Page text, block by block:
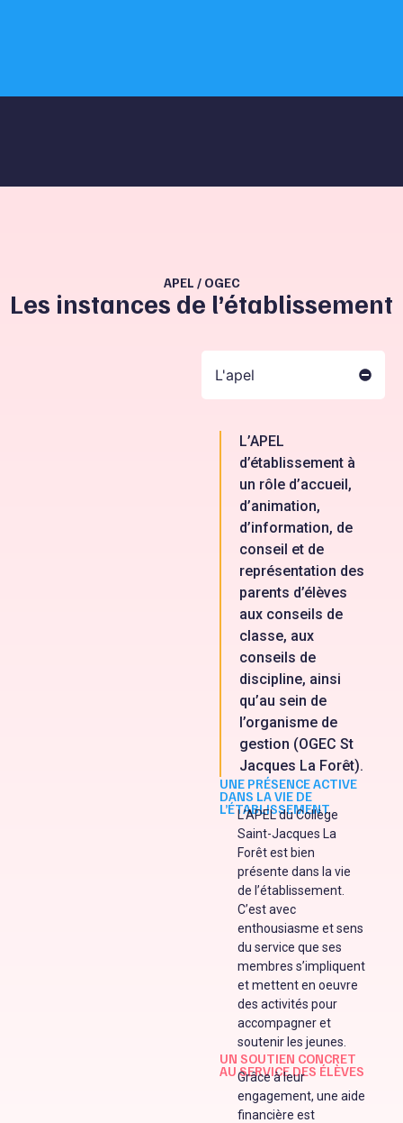
APEL / OGEC
Les instances de l’établissement
L'apel
L’APEL
d’établissement à
un rôle d’accueil,
d’animation,
d’information, de
conseil et de
représentation des
parents d’élèves
aux conseils de
classe, aux
conseils de
discipline, ainsi
qu’au sein de
l’organisme de
gestion (OGEC St
Jacques La Forêt).
UNE PRÉSENCE ACTIVE
DANS LA VIE DE
L’ÉTABLISSEMENT
L’APEL du Collège
Saint-Jacques La
Forêt est bien
présente dans la vie
de l’établissement.
C’est avec
enthousiasme et sens
du service que ses
membres s’impliquent
et mettent en oeuvre
des activités pour
accompagner et
soutenir les jeunes.
UN SOUTIEN CONCRET
AU SERVICE DES ÉLÈVES
Grâce à leur
engagement, une aide
financière est